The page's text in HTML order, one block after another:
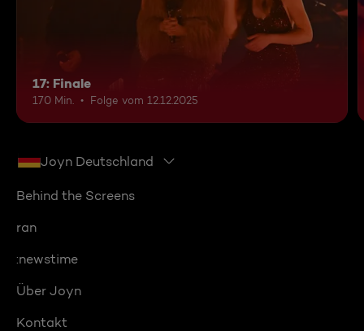
17: Finale
170 Min. Folge vom 12.12.2025
Joyn Deutschland
Behind the Screens
ran
:newstime
Über Joyn
Kontakt